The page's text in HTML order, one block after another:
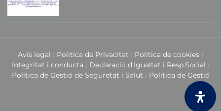
Avís legal Politica de Privacitat Política de cookies
Integritat i conducta
Declaració d'Igualtat i Resp.Social
Política de Gestió de Seguretat i Salut
Política de Gestió